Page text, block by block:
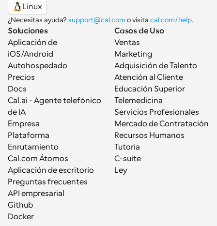
Linux
¿Necesitas ayuda? support@cal.com o visita cal.com/help.
Soluciones
Aplicación de
iOS/Android
Autohospedado
Precios
Docs
Cal.ai - Agente telefónico
de IA
Empresa
Plataforma
Enrutamiento
Cal.com Átomos
Aplicación de escritorio
Preguntas frecuentes
API empresarial
Github
Docker
Casos de Uso
Ventas
Marketing
Adquisición de Talento
Atención al Cliente
Educación Superior
Telemedicina
Servicios Profesionales
Mercado de Contratación
Recursos Humanos
Tutoría
C-suite
Ley